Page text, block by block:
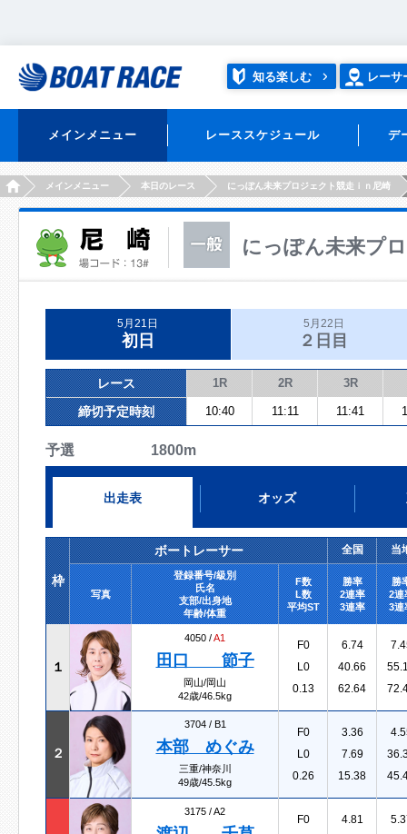
知る楽しむ レーサ
メインメニュー レーススケジュール デ
HOMEメインメニュー 本日のレース にっぽん未来プロジェクト競走ｉｎ尼崎
にっぽん未来プ
5月21日
初日
5月22日
２日目
レース 1R 2R 3R
締切予定時刻 10:40 11:11 11:41
予選 1800m
出走表 オッズ
枠
ボートレーサー 全国 当
写真
登録番号/級別
氏名
支部/出身地
年齢/体重
F数
L数
平均ST
勝率
2連率
3連率
勝
2連
3連
１
4050 /A1
田口 節子
岡山/岡山
42歳/46.5kg
F0
L0
0.13
6.74
40.66
62.64
２
3704 / B1
本部 めぐみ
三重/神奈川
49歳/45.5kg
F0
L0
0.26
3.36
7.69
15.38
3175 /A2
F0
4.81